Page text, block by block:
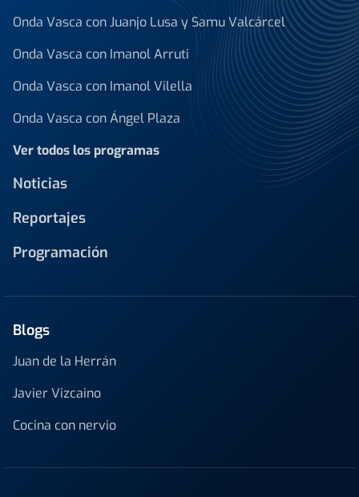
Onda Vasca con Juanjo Lusa y Samu Valcárcel
Onda Vasca con Imanol Arruti
Onda Vasca con Imanol Vilella
Onda Vasca con Ángel Plaza
Ver todos los programas
Noticias
Reportajes
Programación
Blogs
Juan de la Herrán
Javier Vizcaino
Cocina con nervio